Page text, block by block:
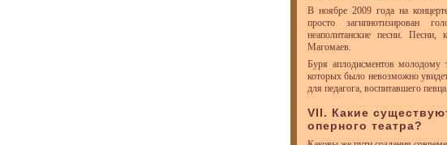
В ноябре 2009 года на
просто загипнотизирован
неаполитанские песни.
Магомаев.
Буря аплодисментов молодому
которых было невозможно
для педагога, воспитавшего
VII. Какие
оперного театра?